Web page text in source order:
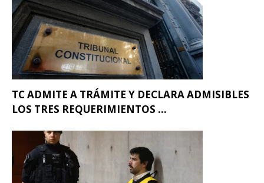
TC ADMITE A TRÁMITE Y DECLARA ADMISIBLES
LOS TRES REQUERIMIENTOS ...